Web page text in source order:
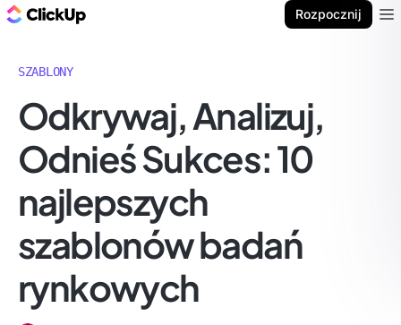
Rozpocznij
SZABLONY
Odkrywaj, Analizuj,
Odnieś Sukces: 10
najlepszych
szablonów badań
rynkowych